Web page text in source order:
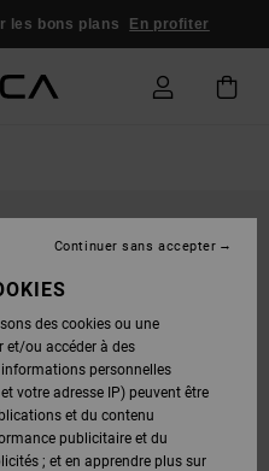
les bons plans En profiter
des cookies ou une
et/ou accéder à des
personnelles
votre adresse IP) peuvent être
et du contenu
publicitaire et du
; et en apprendre plus sur
Continuer sans accepter